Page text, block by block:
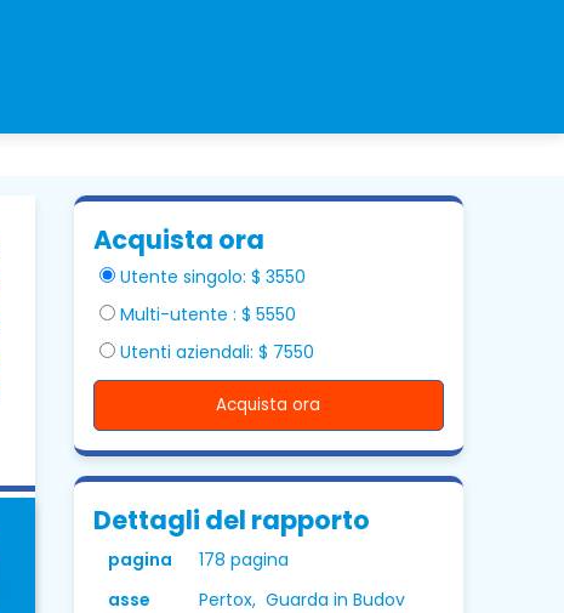
Acquista ora
Utente singolo: $ 3550
Multi-utente : $ 5550
Utenti aziendali: $ 7550
Acquista ora
Dettagli del rapporto
pagina
178 pagina
asse
Pertox, Guarda in Budov